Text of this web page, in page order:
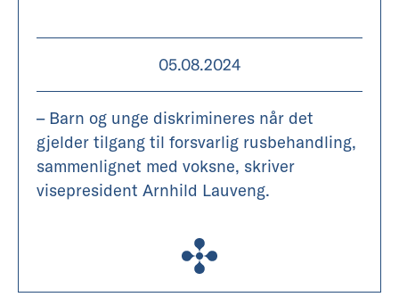
05.08.2024
– Barn og unge diskrimineres når det
gjelder tilgang til forsvarlig rusbehandling,
sammenlignet med voksne, skriver
visepresident Arnhild Lauveng.